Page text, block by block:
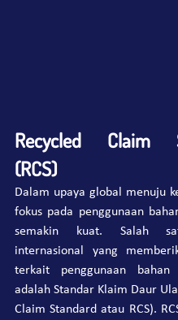
Recycled Claim
(RCS)
Dalam upaya global menuju
fokus pada penggunaan
semakin kuat. Salah
internasional yang
terkait penggunaan
adalah Standar Klaim Daur
Claim Standard atau RCS).